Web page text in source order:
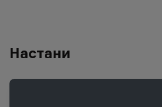
Настани